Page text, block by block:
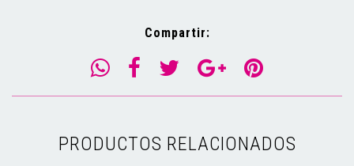
Compartir:
PRODUCTOS RELACIONADOS